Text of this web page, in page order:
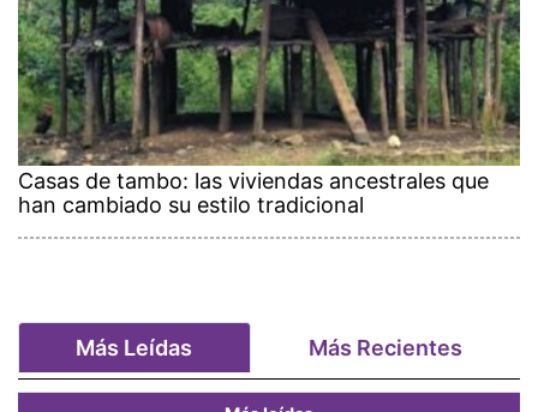
Casas de tambo: las viviendas ancestrales que
han cambiado su estilo tradicional
Más Leídas Más Recientes